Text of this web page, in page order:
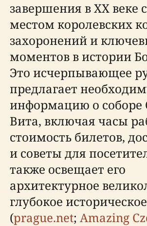
завершения в XX веке
местом королевских
захоронений и
моментов в истории
Это исчерпывающее
предлагает
информацию о соборе
Вита, включая часы
стоимость билетов,
и советы для
также освещает его
архитектурное
глубокое
(prague.net; Amazing